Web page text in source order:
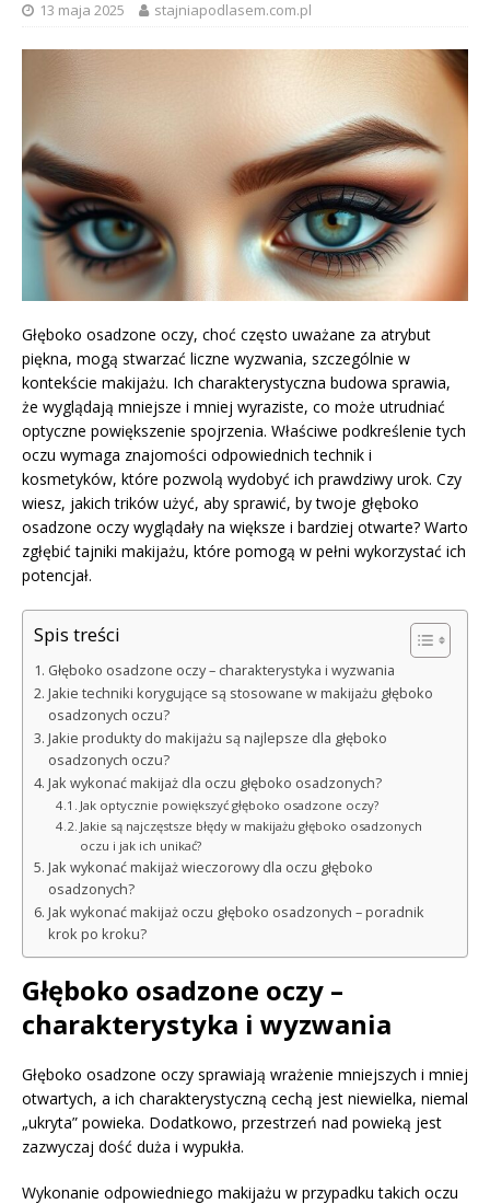
13 maja 2025 stajniapodlasem.com.pl
Głęboko osadzone oczy, choć często uważane za atrybut
piękna, mogą stwarzać liczne wyzwania, szczególnie w
kontekście makijażu. Ich charakterystyczna budowa sprawia,
że wyglądają mniejsze i mniej wyraziste, co może utrudniać
optyczne powiększenie spojrzenia. Właściwe podkreślenie tych
oczu wymaga znajomości odpowiednich technik i
kosmetyków, które pozwolą wydobyć ich prawdziwy urok. Czy
wiesz, jakich trików użyć, aby sprawić, by twoje głęboko
osadzone oczy wyglądały na większe i bardziej otwarte? Warto
zgłębić tajniki makijażu, które pomogą w pełni wykorzystać ich
potencjał.
Spis treści
Głęboko osadzone oczy – charakterystyka i wyzwania
Jakie techniki korygujące są stosowane w makijażu głęboko
osadzonych oczu?
Jakie produkty do makijażu są najlepsze dla głęboko
osadzonych oczu?
Jak wykonać makijaż dla oczu głęboko osadzonych?
Jak optycznie powiększyć głęboko osadzone oczy?
Jakie są najczęstsze błędy w makijażu głęboko osadzonych
oczu i jak ich unikać?
Jak wykonać makijaż wieczorowy dla oczu głęboko
osadzonych?
Jak wykonać makijaż oczu głęboko osadzonych – poradnik
krok po kroku?
Głęboko osadzone oczy –
charakterystyka i wyzwania
Głęboko osadzone oczy sprawiają wrażenie mniejszych i mniej
otwartych, a ich charakterystyczną cechą jest niewielka, niemal
„ukryta” powieka. Dodatkowo, przestrzeń nad powieką jest
zazwyczaj dość duża i wypukła.
Wykonanie odpowiedniego makijażu w przypadku takich oczu